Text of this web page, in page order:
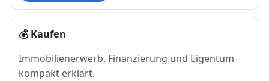
💰 Kaufen
Immobilienerwerb, Finanzierung und Eigentum
kompakt erklärt.